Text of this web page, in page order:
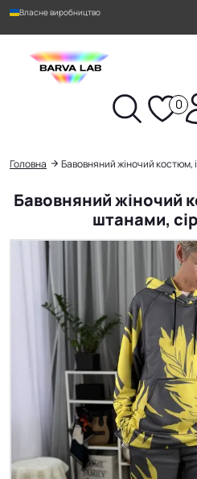
Власне виробництво
0
Пошук
Головна Бавовняний жіночий костюм,
Бавовняний жіночий
штанами,